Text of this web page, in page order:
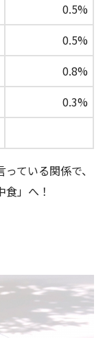
0.5%
0.5%
0.8%
0.3%
ている関係で、
」へ！